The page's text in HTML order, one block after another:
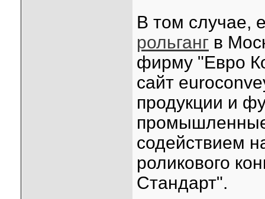
В том случае,
рольганг в
фирму "Евро
сайт
продукции и
содействием
роликового
Стандарт".